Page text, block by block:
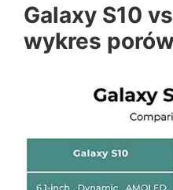
Galaxy S10
wykres